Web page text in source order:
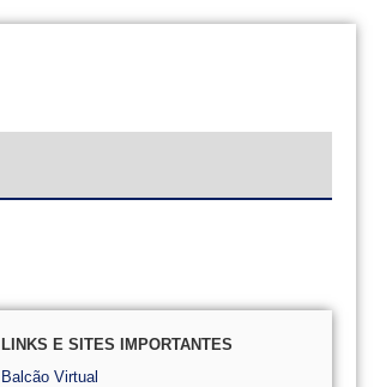
LINKS E SITES IMPORTANTES
Balcão Virtual